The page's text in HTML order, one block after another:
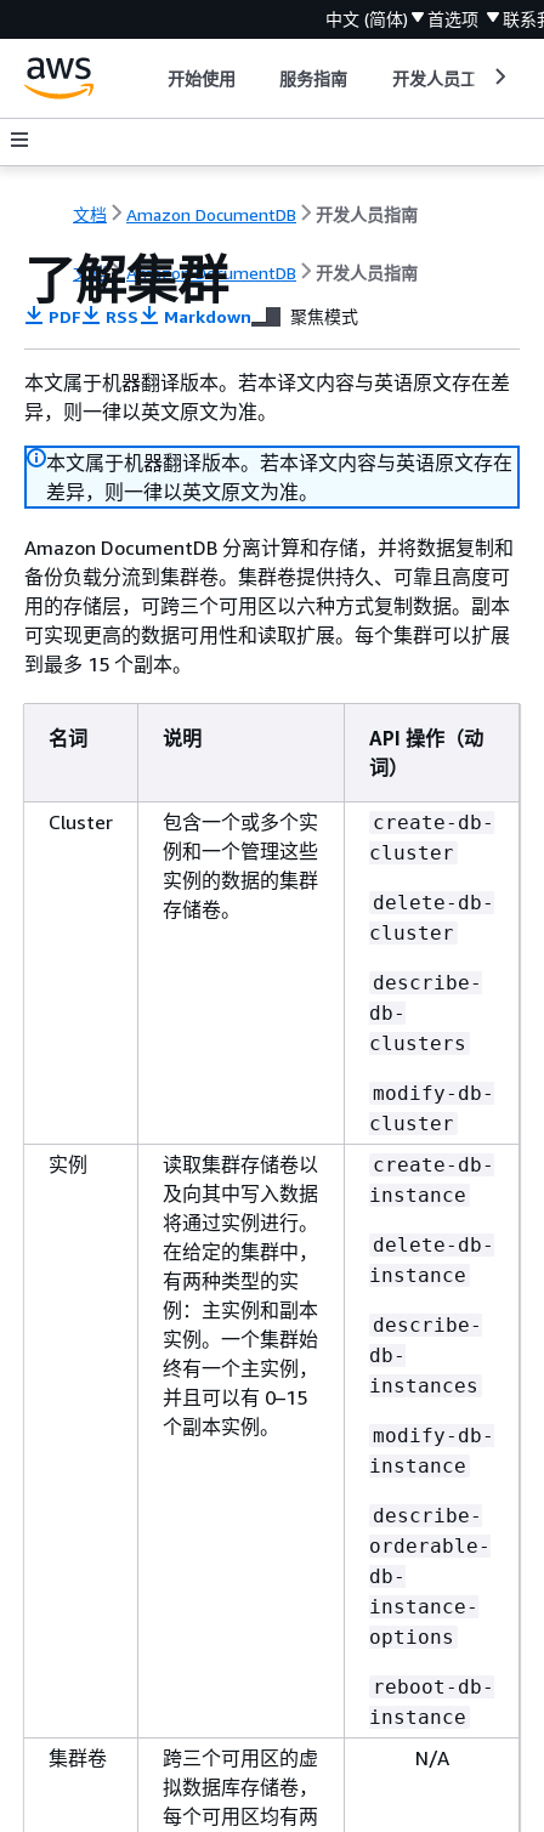
中文 (简体) 首选项 联系
开始使用 服务指南 开发人员工具
文档 Amazon DocumentDB 开发人员指南
文档 Amazon DocumentDB 开发人员指南
了解集群
PDF RSS Markdown 聚焦模式
本文属于机器翻译版本。若本译文内容与英语原文存在差
异，则一律以英文原文为准。
本文属于机器翻译版本。若本译文内容与英语原文存在
差异，则一律以英文原文为准。
Amazon DocumentDB 分离计算和存储，并将数据复制和
备份负载分流到集群卷。集群卷提供持久、可靠且高度可
用的存储层，可跨三个可用区以六种方式复制数据。副本
可实现更高的数据可用性和读取扩展。每个集群可以扩展
到最多 15 个副本。
名词 说明
API 操作（动
词）
Cluster
包含一个或多个实
例和一个管理这些
实例的数据的集群
存储卷。
create-db-
cluster
delete-db-
cluster
describe-
db-
clusters
modify-db-
cluster
实例
读取集群存储卷以
及向其中写入数据
将通过实例进行。
在给定的集群中，
有两种类型的实
例：主实例和副本
实例。一个集群始
终有一个主实例，
并且可以有 0–15
个副本实例。
create-db-
instance
delete-db-
instance
describe-
db-
instances
modify-db-
instance
describe-
orderable-
db-
instance-
options
reboot-db-
instance
集群卷
跨三个可用区的虚
拟数据库存储卷，
每个可用区均有两
N/A